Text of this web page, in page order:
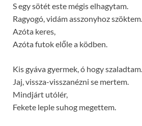
S egy sötét este mégis elhagytam.
Ragyogó, vidám asszonyhoz szöktem.
Azóta keres,
Azóta futok előle a ködben.
Kis gyáva gyermek, ó hogy szaladtam.
Jaj, vissza-visszanézni se mertem.
Mindjárt utólér,
Fekete leple suhog megettem.